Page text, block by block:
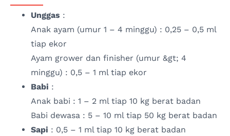
Unggas :
Anak ayam (umur 1 – 4 minggu) : 0,25 – 0,5 ml
tiap ekor
Ayam grower dan finisher (umur &gt; 4
minggu) : 0,5 – 1 ml tiap ekor
Babi :
Anak babi : 1 – 2 ml tiap 10 kg berat badan
Babi dewasa : 5 – 10 ml tiap 50 kg berat badan
Sapi : 0,5 – 1 ml tiap 10 kg berat badan